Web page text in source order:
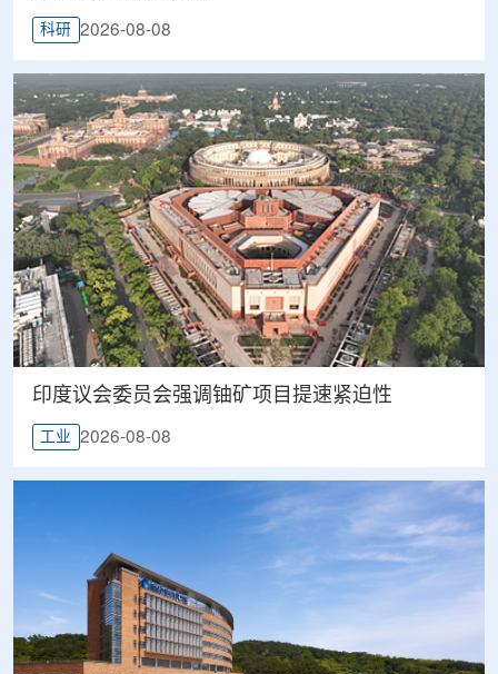
科研 2026-08-08
印度议会委员会强调铀矿项目提速紧迫性
工业 2026-08-08